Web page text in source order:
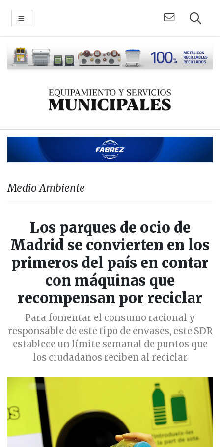
Medio Ambiente
Los parques de ocio de
Madrid se convierten en los
primeros del país en contar
con máquinas que
recompensan por reciclar
Para fomentar el consumo racional y
responsable de este tipo de envases, este SDR
establece un límite semanal de puntos que
los ciudadanos reciben al reciclar